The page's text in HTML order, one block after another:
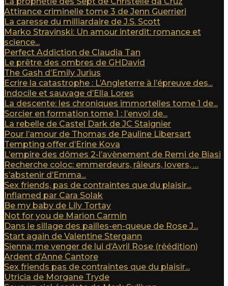
Attirance criminelle tome 3 de Jenn Guerrieri
La caresse du milliardaire de J.S. Scott
Marko Stravinski: Un amour interdit: romance et
science...
Perfect Addiction de Claudia Tan
Le prêtre des ombres de GHDavid
The Gash d’Emily Jurius
Ecrire la catastrophe : L’Angleterre à l’épreuve des...
Indocile et sauvage d’Ella Lores
La descente: les chroniques immortelles tome 1 de...
Sorcier en formation tome 1 : l’envol de...
La rebelle de Castel Dark de JC Staignier
Pour l’amour de Thomas de Pauline Libersart
Tempting offer d’Erine Kova
L’empire des dômes 2-l’avènement de Remi de Biasi
Recherche coloc: emmerdeurs, râleurs, lovers, …
s’abstenir d’Emma...
Sex friends, pas de contraintes que du plaisir...
Inflamed par Cara Solak
Be my baby de Lily Tortay
Not for you de Marion Carmin
Dans le sillage des pailles-en-queue de Rose J...
Start again de Valentine Stergann
Sienna: me venger de lui d’Avril Rose (réédition)
Ardent d’Anne Cantore
Sex friends pas de contraintes que du plaisir...
Utricia de Morgane Tryde